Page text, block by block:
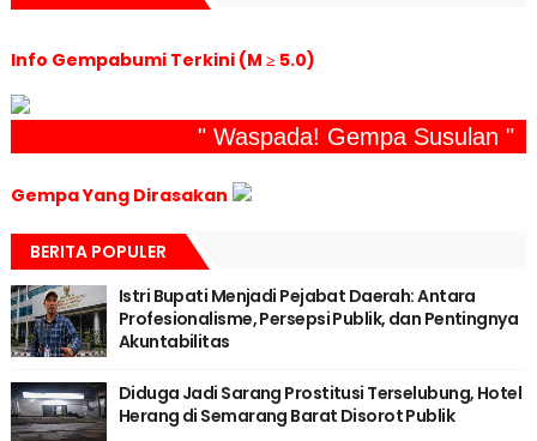
Info Gempabumi Terkini (M ≥ 5.0)
" Waspada! Gempa Susulan "
Gempa Yang Dirasakan
BERITA POPULER
Istri Bupati Menjadi Pejabat Daerah: Antara
Profesionalisme, Persepsi Publik, dan Pentingnya
Akuntabilitas
Diduga Jadi Sarang Prostitusi Terselubung, Hotel
Herang di Semarang Barat Disorot Publik